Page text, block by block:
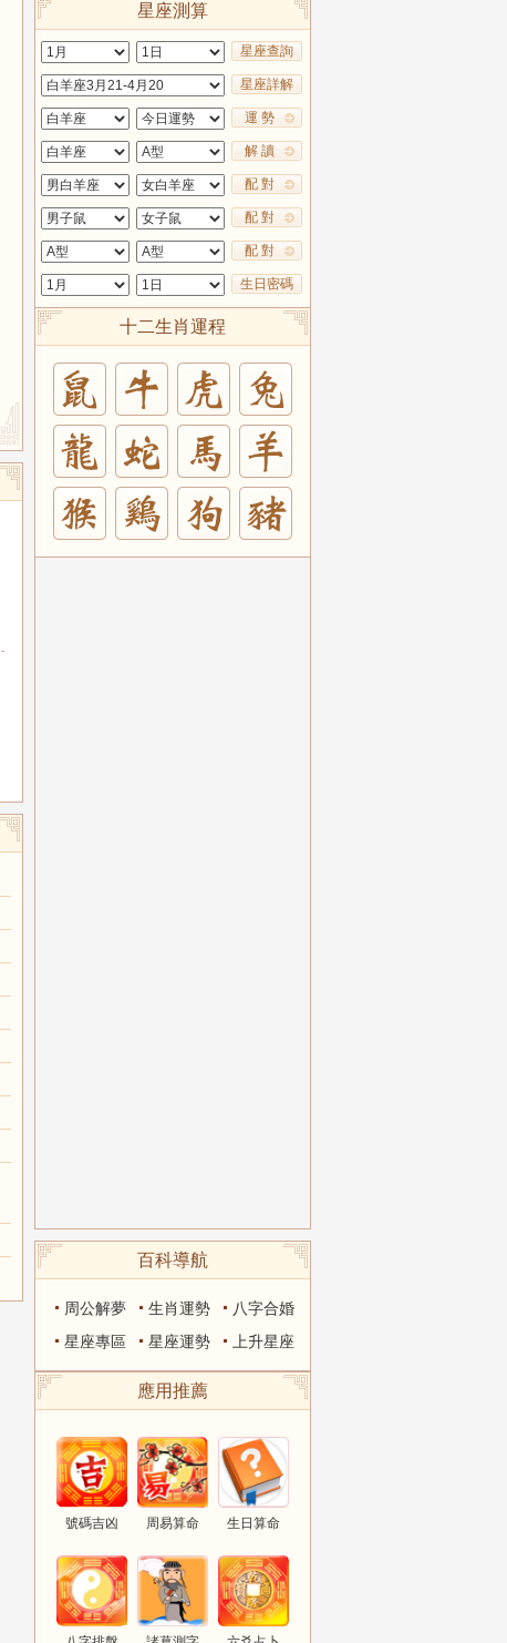
星座測算
星座查詢
星座詳解
運 勢
解 讀
配 對
配 對
配 對
生日密碼
十二生肖運程
羊
豬
百科導航
周公解夢 生肖運勢
八字合婚
星座專區
星座運勢 上升星座
應用推薦
號碼吉凶 周易算命 生日算命